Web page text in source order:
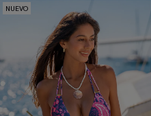
NUEVO